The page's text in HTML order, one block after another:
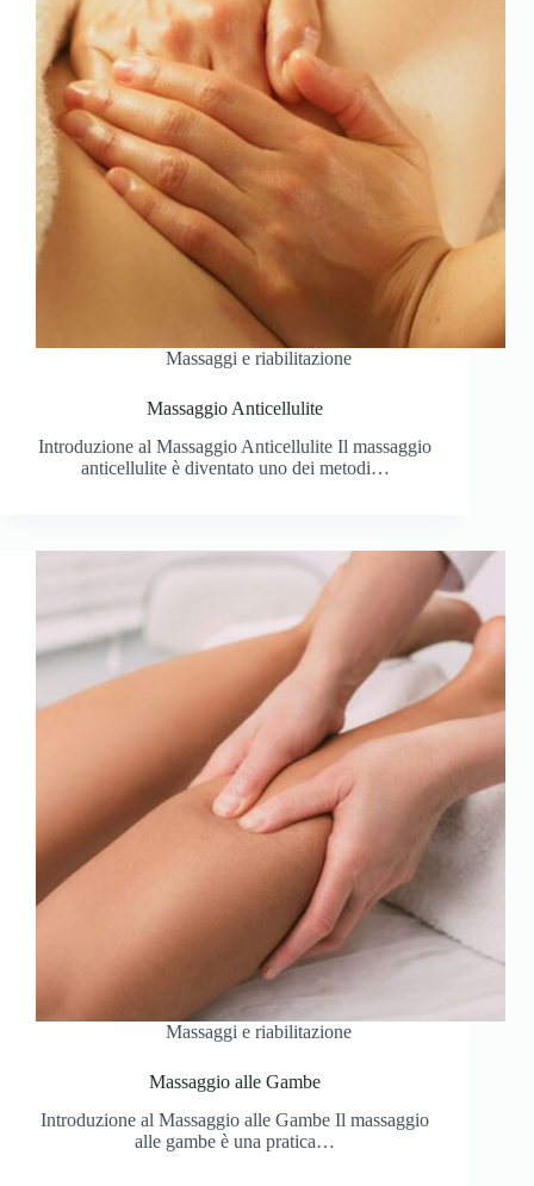
Massaggi e riabilitazione
Massaggio Anticellulite
Introduzione al Massaggio Anticellulite Il massaggio
anticellulite è diventato uno dei metodi…
Massaggi e riabilitazione
Massaggio alle Gambe
Introduzione al Massaggio alle Gambe Il massaggio
alle gambe è una pratica…